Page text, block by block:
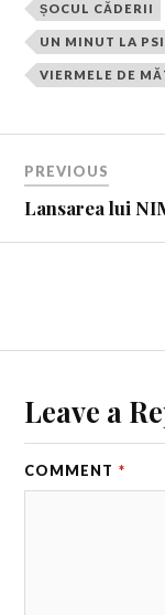
ȘOCUL CĂDERII
UN MINUT LA
VIERMELE DE
PREVIOUS
Lansarea lui
Leave a
COMMENT *